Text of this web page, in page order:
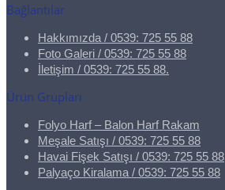
Bağlantılar
Hakkımızda / 0539: 725 55 88
Foto Galeri / 0539: 725 55 88
İletişim / 0539: 725 55 88.
Ürün Grupları
Folyo Harf – Balon Harf Rakam
Meşale Satışı / 0539: 725 55 88
Havai Fişek Satışı / 0539: 725 55 88
Palyaço Kiralama / 0539: 725 55 88